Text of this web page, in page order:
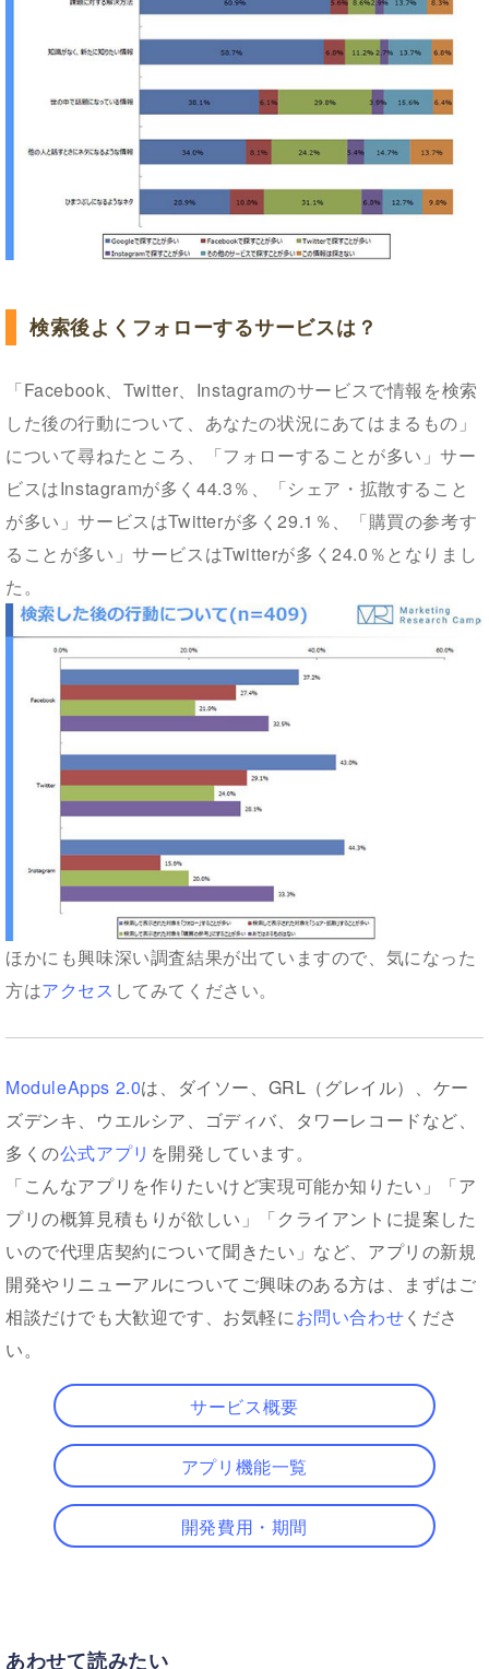
検索後よくフォローするサービスは？
「Facebook、Twitter、Instagramのサービスで情報を検索
した後の行動について、あなたの状況にあてはまるもの」
について尋ねたところ、「フォローすることが多い」サー
ビスはInstagramが多く44.3％、「シェア・拡散すること
が多い」サービスはTwitterが多く29.1％、「購買の参考す
ることが多い」サービスはTwitterが多く24.0％となりまし
た。
ほかにも興味深い調査結果が出ていますので、気になった
方はアクセス してみてください。
ModuleApps 2.0は、ダイソー、GRL（グレイル）、ケー
ズデンキ、ウエルシア、ゴディバ、タワーレコードなど、
多くの公式アプリ を開発しています。
「こんなアプリを作りたいけど実現可能か知りたい」「ア
プリの概算見積もりが欲しい」「クライアントに提案した
いので代理店契約について聞きたい」など、アプリの新規
開発やリニューアルについてご興味のある方は、まずはご
相談だけでも大歓迎です、お気軽にお問い合わせくださ
い。
サービス概要
アプリ機能一覧
開発費用・期間
あわせて読みたい